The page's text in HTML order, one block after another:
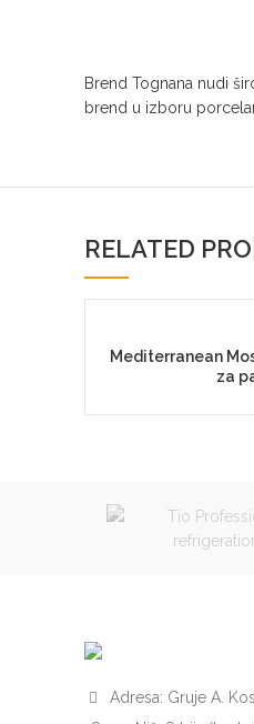
Brend Tognana nudi
brend u izboru
RELATED
Mediterranean
za
Adresa: Gruje A.